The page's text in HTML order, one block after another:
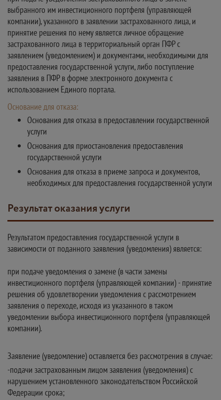
выбранного им инвестиционного портфеля (управляющей
компании), указанного в заявлении застрахованного лица, и
принятие решения по нему является личное обращение
застрахованного лица в территориальный орган ПФР с
заявлением (уведомлением) и документами, необходимыми для
предоставления государственной услуги, либо поступление
заявления в ПФР в форме электронного документа с
использованием Единого портала.
Основание для отказа:
Основания для отказа в предоставлении государственной
услуги
Основания для приостановления предоставления
государственной услуги
Основания для отказа в приеме запроса и документов,
необходимых для предоставления государственной услуги
Результат оказания услуги
Результатом предоставления государственной услуги в
зависимости от поданного заявления (уведомления) является:
при подаче уведомления о замене (в части замены
инвестиционного портфеля (управляющей компании) - принятие
решения об удовлетворении уведомления с рассмотрением
заявления о переходе, исходя из указанного в таком
уведомлении выбора инвестиционного портфеля (управляющей
компании).
Заявление (уведомление) оставляется без рассмотрения в случае:
-подачи застрахованным лицом заявления (уведомления) с
нарушением установленного законодательством Российской
Федерации срока;